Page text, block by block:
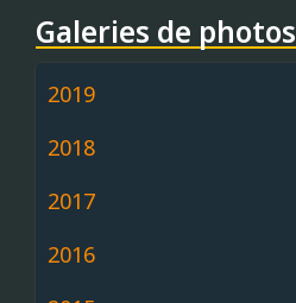
Galeries de photos
2019
2018
2017
2016